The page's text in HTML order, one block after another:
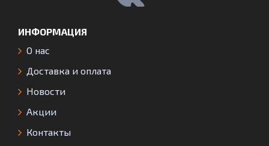
ИНФОРМАЦИЯ
О нас
Доставка и оплата
Новости
Акции
Контакты